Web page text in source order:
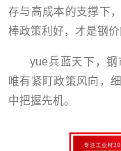
存与高成本的支撑下
棒政策利好，才是钢
yue兵蓝天下，钢
唯有紧盯政策风向，
中把握先机。